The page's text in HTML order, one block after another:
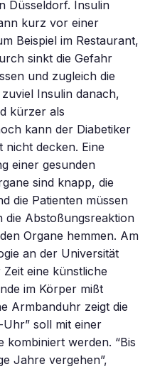
Düsseldorf. Insulin
kurz vor einer
Beispiel im Restaurant,
sinkt die Gefahr
und zugleich die
Insulin danach,
kürzer als
kann der Diabetiker
decken. Eine
einer gesunden
sind knapp, die
die Patienten müssen
die Abstoßungsreaktion
Organe hemmen. Am
an der Universität
eine künstliche
im Körper mißt
Armbanduhr zeigt die
soll mit einer
kombiniert werden. “Bis
Jahre vergehen”,